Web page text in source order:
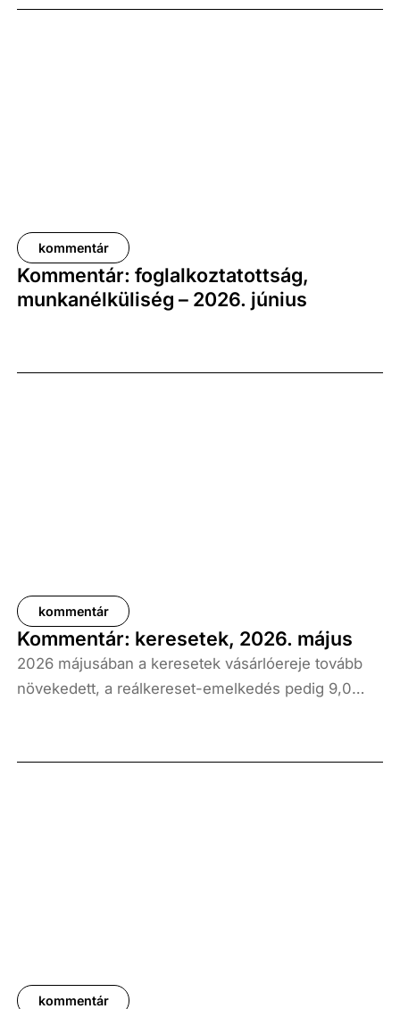
százalékkal, míg az előző negyedévhez képest 0,4
kommentár
Kommentár: foglalkoztatottság,
munkanélküliség – 2026. június
kommentár
Kommentár: keresetek, 2026. május
2026 májusában a keresetek vásárlóereje tovább
növekedett, a reálkereset-emelkedés pedig 9,0
százalékot, a nettóé 11,0 százalékot tett ki, emellett
kommentár